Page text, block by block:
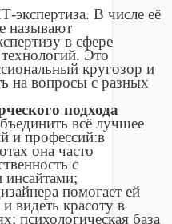
В числе её
называют
в сфере
Это
кругозор и
на вопросы с разных
подхода
всё лучшее
и профессий:в
она часто
с
инсайтами;
помогает ей
видеть красоту в
психологическая база